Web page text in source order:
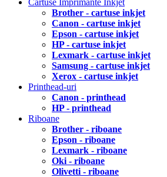
Brother - cartuse inkjet
Canon - cartuse inkjet
Epson - cartuse inkjet
HP - cartuse inkjet
Lexmark - cartuse inkjet
Samsung - cartuse inkjet
Xerox - cartuse inkjet
Printhead-uri
Canon - printhead
HP - printhead
Riboane
Brother - riboane
Epson - riboane
Lexmark - riboane
Oki - riboane
Olivetti - riboane